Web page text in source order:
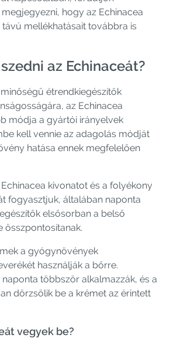
hogy az Echinacea
mellékhatásait továbbra is
az Echinaceát?
étrendkiegészítők
az Echinacea
módja a gyártói irányelvek
kell vennie az adagolás módját
hatása ennek megfelelően
kivonatot és a folyékony
fogyasztjuk, általában naponta
elsősorban a belső
összpontosítanak.
a gyógynövények
használják a bőrre.
többször alkalmazzák, és a
dörzsölik be a krémet az érintett
vegyek be?